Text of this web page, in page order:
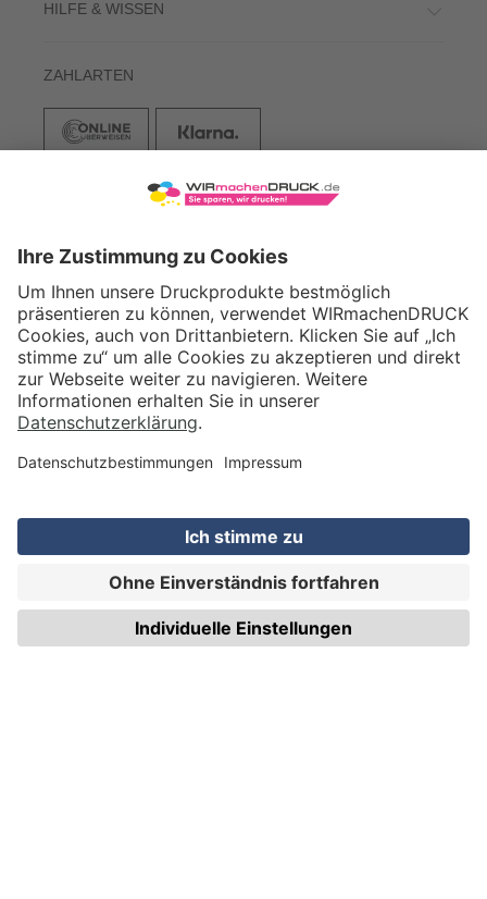
HILFE & WISSEN
ZAHLARTEN
VERSAND
WIRmachenDRUCK GmbH